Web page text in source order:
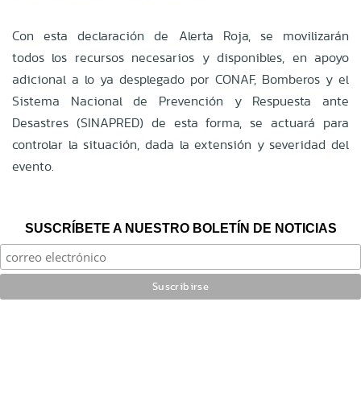
Con esta declaración de Alerta Roja, se movilizarán
todos los recursos necesarios y disponibles, en apoyo
adicional a lo ya desplegado por CONAF, Bomberos y el
Sistema Nacional de Prevención y Respuesta ante
Desastres (SINAPRED) de esta forma, se actuará para
controlar la situación, dada la extensión y severidad del
evento.
SUSCRÍBETE A NUESTRO BOLETÍN DE NOTICIAS